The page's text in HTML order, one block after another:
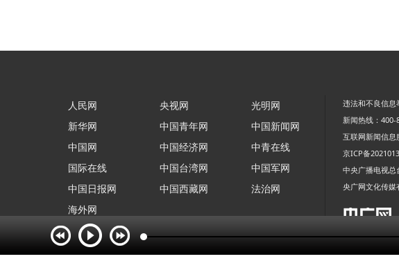
人民网
新华网
中国网
国际在线
中国日报网
海外网
央视网
中国青年网
中国经济网
中国台湾网
中国西藏网
光明网
中国新闻网
中青在线
中国军网
法治网
违法和不良信息
新闻热线：400-
互联网新闻信息
京ICP备
中央广播电视总
央广网文化传媒